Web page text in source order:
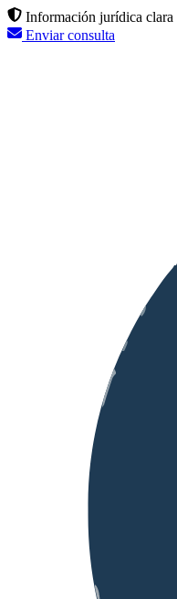
Información jurídica clara
Enviar consulta